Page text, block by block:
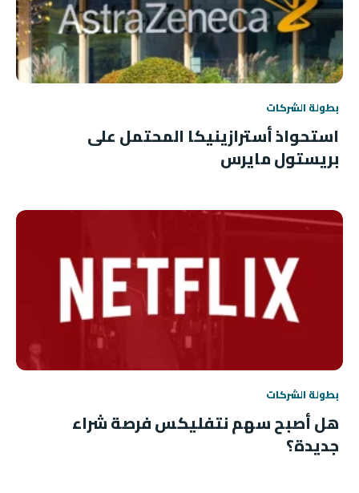
بطولة الشركات
استحواذ أسترازينيكا المحتمل على
بريستول مايرس
بطولة الشركات
هل أصبح سهم نتفليكس فرصة شراء
جديدة؟